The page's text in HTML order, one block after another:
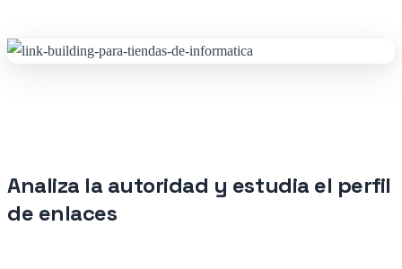
Analiza la autoridad y estudia el perfil
de enlaces